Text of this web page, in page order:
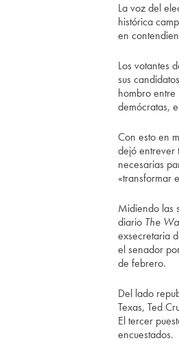
La voz del
histórica
en
Los votantes
sus
hombro
demócratas,
Con esto en
dejó entrever
necesarias
«transformar
Midiendo las
diario The
exsecretaria
el senador
de febrero.
Del lado
Texas, Ted
El tercer
encuestados.